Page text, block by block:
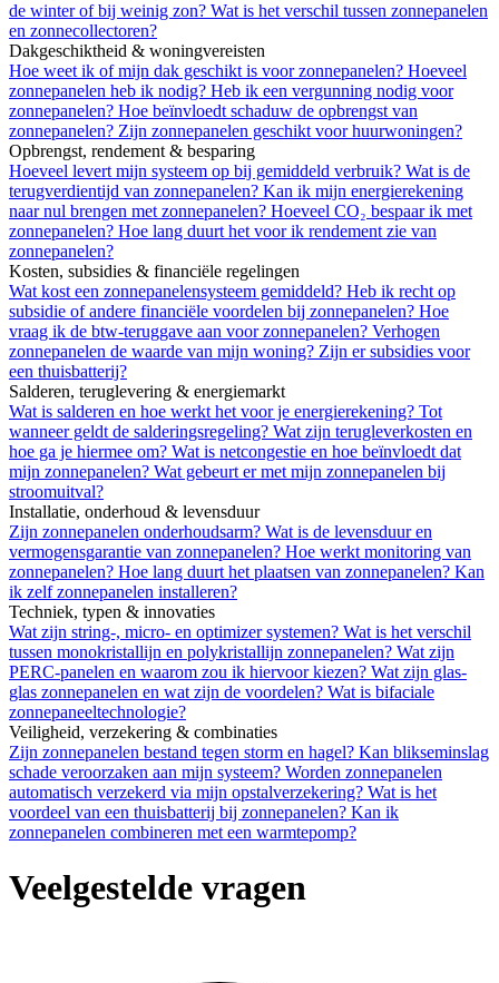
de winter of bij weinig zon? Wat is het verschil tussen zonnepanelen
en zonnecollectoren?
Dakgeschiktheid & woningvereisten
Hoe weet ik of mijn dak geschikt is voor zonnepanelen? Hoeveel
zonnepanelen heb ik nodig? Heb ik een vergunning nodig voor
zonnepanelen? Hoe beïnvloedt schaduw de opbrengst van
zonnepanelen? Zijn zonnepanelen geschikt voor huurwoningen?
Opbrengst, rendement & besparing
Hoeveel levert mijn systeem op bij gemiddeld verbruik? Wat is de
terugverdientijd van zonnepanelen? Kan ik mijn energierekening
naar nul brengen met zonnepanelen? Hoeveel CO₂ bespaar ik met
zonnepanelen? Hoe lang duurt het voor ik rendement zie van
zonnepanelen?
Kosten, subsidies & financiële regelingen
Wat kost een zonnepanelensysteem gemiddeld? Heb ik recht op
subsidie of andere financiële voordelen bij zonnepanelen? Hoe
vraag ik de btw-teruggave aan voor zonnepanelen? Verhogen
zonnepanelen de waarde van mijn woning? Zijn er subsidies voor
een thuisbatterij?
Salderen, teruglevering & energiemarkt
Wat is salderen en hoe werkt het voor je energierekening? Tot
wanneer geldt de salderingsregeling? Wat zijn terugleverkosten en
hoe ga je hiermee om? Wat is netcongestie en hoe beïnvloedt dat
mijn zonnepanelen? Wat gebeurt er met mijn zonnepanelen bij
stroomuitval?
Installatie, onderhoud & levensduur
Zijn zonnepanelen onderhoudsarm? Wat is de levensduur en
vermogensgarantie van zonnepanelen? Hoe werkt monitoring van
zonnepanelen? Hoe lang duurt het plaatsen van zonnepanelen? Kan
ik zelf zonnepanelen installeren?
Techniek, typen & innovaties
Wat zijn string-, micro- en optimizer systemen? Wat is het verschil
tussen monokristallijn en polykristallijn zonnepanelen? Wat zijn
PERC-panelen en waarom zou ik hiervoor kiezen? Wat zijn glas-
glas zonnepanelen en wat zijn de voordelen? Wat is bifaciale
zonnepaneeltechnologie?
Veiligheid, verzekering & combinaties
Zijn zonnepanelen bestand tegen storm en hagel? Kan blikseminslag
schade veroorzaken aan mijn systeem? Worden zonnepanelen
automatisch verzekerd via mijn opstalverzekering? Wat is het
voordeel van een thuisbatterij bij zonnepanelen? Kan ik
zonnepanelen combineren met een warmtepomp?
Veelgestelde vragen